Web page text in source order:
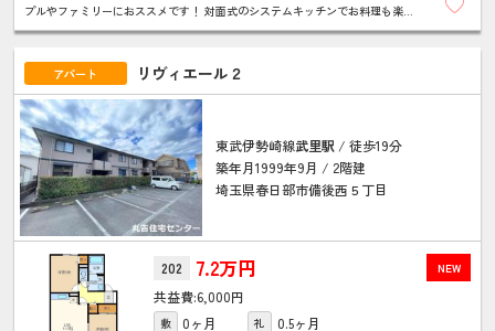
プルやファミリーにおススメです！ 対面式のシステムキッチンでお料理も楽し
めます。 室内物干しがあり、雨の日のお洗濯も安心！インターネット無料！
アパート リヴィエール２
東武伊勢崎線武里駅 / 徒歩19分
築年月1999年9月 / 2階建
埼玉県春日部市備後西５丁目
NEW
202 7.2万円
6,000円
敷 0ヶ月 礼
0.5ヶ月